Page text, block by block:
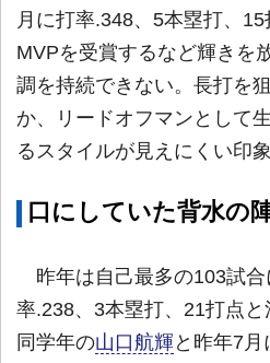
月に打率.348、5本塁打、
MVPを受賞するなど輝きを
調を持続できない。長打を
か、リードオフマンとして
るスタイルが見えにくい印
口にしていた背水の
昨年は自己最多の103試合
率.238、3本塁打、21打点と
同学年の山口航輝と昨年7